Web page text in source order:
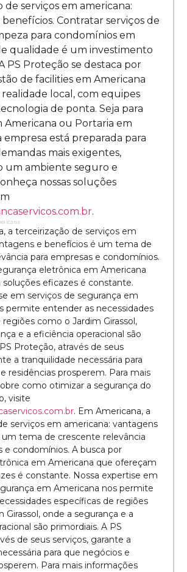
de serviços em americana:
Contratar serviços de
para condomínios em
qualidade é um investimento
PS Proteção se destaca por
de facilities em Americana
local, com equipes
de ponta. Seja para
Americana ou Portaria em
empresa está preparada para
mais exigentes,
um ambiente seguro e
nossas soluções
.
a terceirização de serviços em
e benefícios é um tema de
para empresas e condomínios.
eletrônica em Americana
eficazes é constante.
em serviços de segurança em
permite entender as necessidades
como o Jardim Girassol,
e a eficiência operacional são
Proteção, através de seus
a tranquilidade necessária para
residências prosperem. Para mais
como otimizar a segurança do
visite
. Em Americana, a
serviços em americana: vantagens
tema de crescente relevância
e condomínios. A busca por
em Americana que ofereçam
é constante. Nossa expertise em
em Americana nos permite
específicas de regiões
Girassol, onde a segurança e a
são primordiais. A PS
de seus serviços, garante a
para que negócios e
Para mais informações